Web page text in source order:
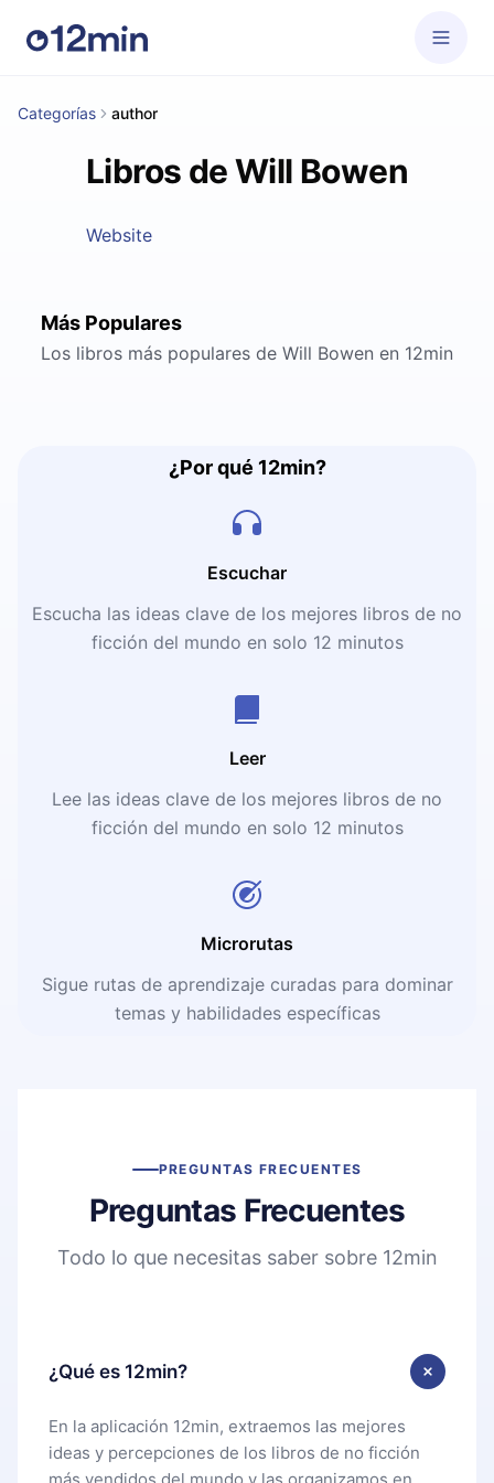
Categorías author
Libros de Will Bowen
Website
Más Populares
Los libros más populares de Will Bowen en 12min
¿Por qué 12min?
Escuchar
Escucha las ideas clave de los mejores libros de no
ficción del mundo en solo 12 minutos
Leer
Lee las ideas clave de los mejores libros de no
ficción del mundo en solo 12 minutos
Microrutas
Sigue rutas de aprendizaje curadas para dominar
temas y habilidades específicas
PREGUNTAS FRECUENTES
Preguntas Frecuentes
Todo lo que necesitas saber sobre 12min
¿Qué es 12min?
En la aplicación 12min, extraemos las mejores
ideas y percepciones de los libros de no ficción